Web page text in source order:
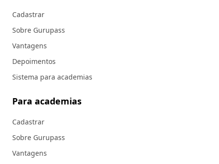
Cadastrar
Sobre Gurupass
Vantagens
Depoimentos
Sistema para academias
Para academias
Cadastrar
Sobre Gurupass
Vantagens